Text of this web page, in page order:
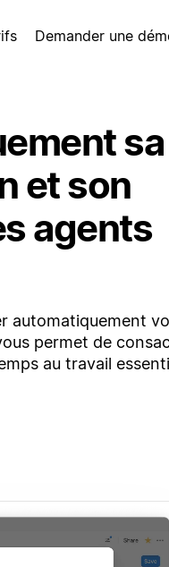
Demander une
sa
et son
agents
automatiquement
permet de
au travail